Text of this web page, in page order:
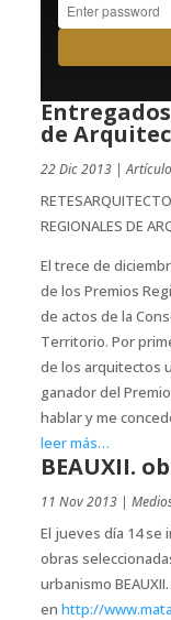
de
22 Dic 2013|
REGIONALES DE
El trece de
de los Premios
de actos de la
Territorio. Por
de los arquitectos
ganador del
hablar y me
leer más…
BEAUXII.
11 Nov 2013|
El jueves día 14 se
obras
urbanismo
en http://